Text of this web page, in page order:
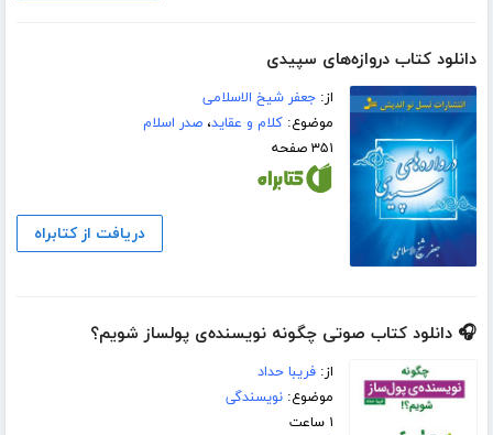
دانلود کتاب دروازه‌های سپیدی
از:جعفر شیخ الاسلامی
موضوع:کلام و عقاید،صدر اسلام
۳۵۱ صفحه
دریافت از کتابراه
🎧 دانلود کتاب صوتی چگونه نویسنده‌ی پولساز شویم؟
از:فریبا حداد
موضوع:نویسندگی
۱ ساعت